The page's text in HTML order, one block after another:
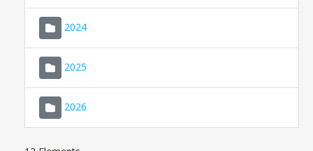
2024
2025
2026